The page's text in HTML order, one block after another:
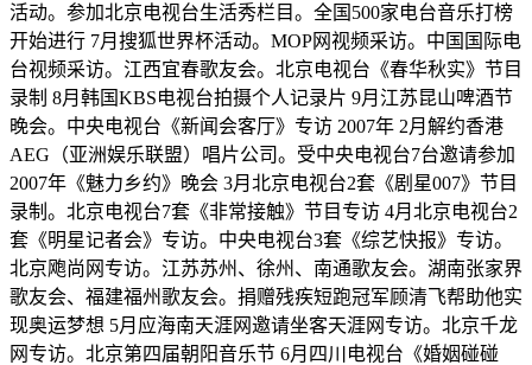
活动。参加北京电视台生活秀栏目。全国500家电台音乐打榜
开始进行 7月搜狐世界杯活动。MOP网视频采访。中国国际电
台视频采访。江西宜春歌友会。北京电视台《春华秋实》节目
录制 8月韩国KBS电视台拍摄个人记录片 9月江苏昆山啤酒节
晚会。中央电视台《新闻会客厅》专访 2007年 2月解约香港
AEG（亚洲娱乐联盟）唱片公司。受中央电视台7台邀请参加
2007年《魅力乡约》晚会 3月北京电视台2套《剧星007》节目
录制。北京电视台7套《非常接触》节目专访 4月北京电视台2
套《明星记者会》专访。中央电视台3套《综艺快报》专访。
北京飑尚网专访。江苏苏州、徐州、南通歌友会。湖南张家界
歌友会、福建福州歌友会。捐赠残疾短跑冠军顾清飞帮助他实
现奥运梦想 5月应海南天涯网邀请坐客天涯网专访。北京千龙
网专访。北京第四届朝阳音乐节 6月四川电视台《婚姻碰碰